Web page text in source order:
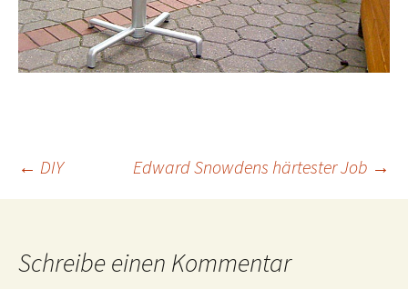
Beitrags-
← DIY Edward Snowdens härtester Job →
Schreibe einen Kommentar